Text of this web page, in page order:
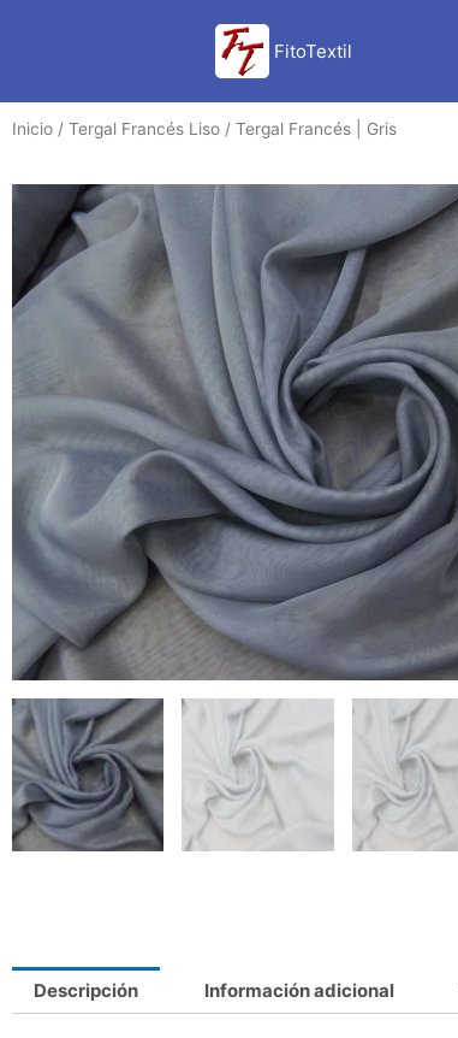
FitoTextil
Inicio / Tergal Francés Liso / Tergal Francés | Gris
Descripción Información adicional